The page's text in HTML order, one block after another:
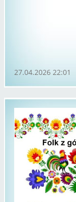
27.04.2026 22:01